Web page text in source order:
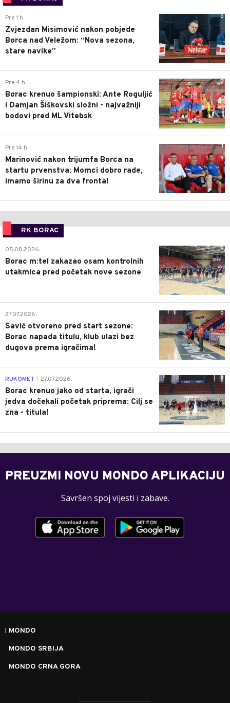
0
Pre 1 h
Zvjezdan Misimović nakon pobjede
Borca nad Veležom: “Nova sezona,
stare navike”
0
Pre 4 h
Borac krenuo šampionski: Ante Roguljić
i Damjan Šiškovski složni - najvažniji
bodovi pred ML Vitebsk
1
Pre 14 h
Marinović nakon trijumfa Borca na
startu prvenstva: Momci dobro rade,
imamo širinu za dva fronta!
RK BORAC
0
05.08.2026.
Borac m:tel zakazao osam kontrolnih
utakmica pred početak nove sezone
0
27.07.2026.
Savić otvoreno pred start sezone:
Borac napada titulu, klub ulazi bez
dugova prema igračima!
0
RUKOMET 27.07.2026.
Borac krenuo jako od starta, igrači
jedva dočekali početak priprema: Cilj se
zna - titula!
PREUZMI NOVU MONDO APLIKACIJU
Savršen spoj vijesti i zabave.
MONDO
MONDO SRBIJA
MONDO CRNA GORA